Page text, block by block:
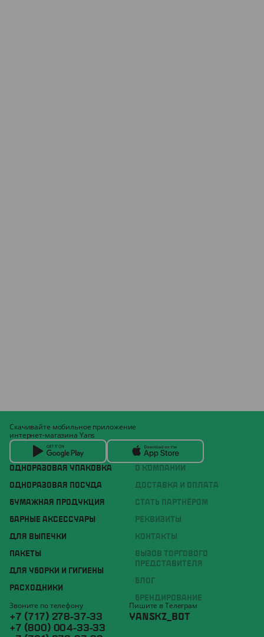
ОДНОРАЗОВАЯ УПАКОВКА
ОДНОРАЗОВАЯ ПОСУДА
БУМАЖНАЯ ПРОДУКЦИЯ
БАРНЫЕ АКСЕССУАРЫ
ДЛЯ ВЫПЕЧКИ
ПАКЕТЫ
ДЛЯ УБОРКИ И ГИГИЕНЫ
РАСХОДНИКИ
О КОМПАНИИ
ДОСТАВКА И ОПЛАТА
СТАТЬ ПАРТНЁРОМ
РЕКВИЗИТЫ
КОНТАКТЫ
ВЫЗОВ ТОРГОВОГО
ПРЕДСТАВИТЕЛЯ
БЛОГ
БРЕНДИРОВАНИЕ
Скачивайте мобильное приложение
интернет-магазина Yans
Звоните по телефону
+7 (717) 278-37-33
+7 (800) 004-33-33
Пишите в Телеграм
YANSKZ_BOT